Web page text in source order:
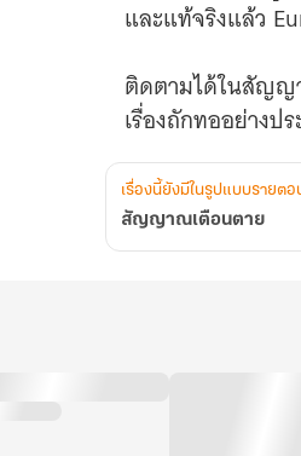
และแท้จริงแล้ว
ติดตามได้ในสัญญ
เรื่องถักทออย่างป
เรื่องนี้ยังมีในรูปแบบรายตอ
สัญญาณเตือนตาย